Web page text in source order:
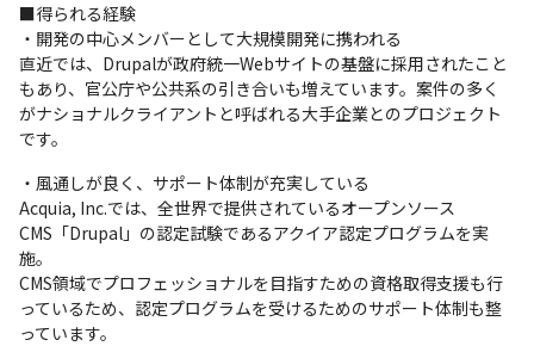
■得られる経験
・開発の中心メンバーとして大規模開発に携われる
直近では、Drupalが政府統一Webサイトの基盤に採用されたこと
もあり、官公庁や公共系の引き合いも増えています。案件の多く
がナショナルクライアントと呼ばれる大手企業とのプロジェクト
です。
・風通しが良く、サポート体制が充実している
Acquia, Inc.では、全世界で提供されているオープンソース
CMS「Drupal」の認定試験であるアクイア認定プログラムを実
施。
CMS領域でプロフェッショナルを目指すための資格取得支援も行
っているため、認定プログラムを受けるためのサポート体制も整
っています。